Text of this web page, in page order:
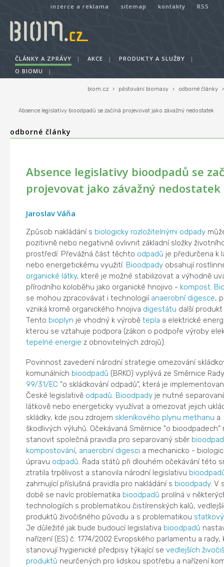
inzerce a reklama sitemap kontakty RSS
ČLÁNKY A ZPRÁVY | AKCE | PRODUKTY A SLUŽBY
|
O BIOMU
|
biom.cz › pěstování biomasy › odborné články ›
Absence legislativy bioodpadů se začíná projevovat jako závažný nedostatek
odborné články
Absence legislativy bioodpadů se
projevovat jako závažný nedostatek
Jaroslav Váňa
Způsob nakládání s biologicky rozložitelnými odpady
pozitivně nebo negativně ovlivnit základní složky
prostředí. Převážná část těchto odpadů je předurčena k
nebo energetickému využití. Bioodpadyobsahují
organické látky, které je možné stabilizovat a výhodně
přírodního koloběhu jako organické hnojivo - kompost.
se mohou zpracovávat i technologií anaerobní digesce,
vzniká kromě organického hnojiva digestátu další
Tento bioplyn je vhodný k výrobě tepla a elektrické
kterou se vztahuje podpora (zákon o podpoře výroby
tepelné energie z obnovitelných zdrojů).
Povinnost zavedení národní strategie omezování
komunálních bioodpadů (BRKO) vyplývá ze Směrnice Rady
99/31/EC "o skládkování odpadů", která je
České legislativě odpadů. Bioodpadyje nutné
látkově nebo energeticky využívat a omezovat jejich
skládky, kde jsou zdrojem skleníkového plynu methanu a
škodlivých výluhů. Očekávaná Směrnice "o bioodpadech"
stanovit společná pravidla pro separovaný sběr
kompostování, anaerobní digesci a mechanicko -
úpravu odpadů. Řada států při dlouhém očekávání této
ztratila trpělivost a stanovila národní legislativu
zahrnující příslušná pravidla pro nakládání s bioodpady. V
době se navíc problematika bioodpadů prolíná v
technologiích s problematikou čistírenských kalů,
produktů živočišného původu a s problematikou
Je důležité jak bude budoucí legislativa bioodpadů
nařízení (ES) č. 1774/2002 Evropského parlamentu a
stanovují hygienické předpisy týkající se vedlejších
produktů neurčených pro lidskou spotřebu a nařízení